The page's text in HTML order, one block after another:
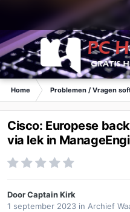
Home Problemen / Vragen
Cisco: Europese
via lek in
DoorCaptain Kirk
1 september 2023 in Archief